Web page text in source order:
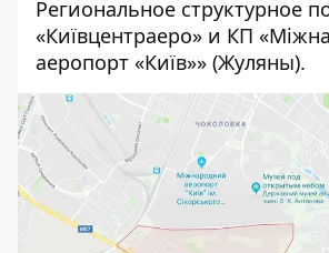
Региональное структурное
«Київцентраеро» и КП
аеропорт «Київ»» (Жуляны).